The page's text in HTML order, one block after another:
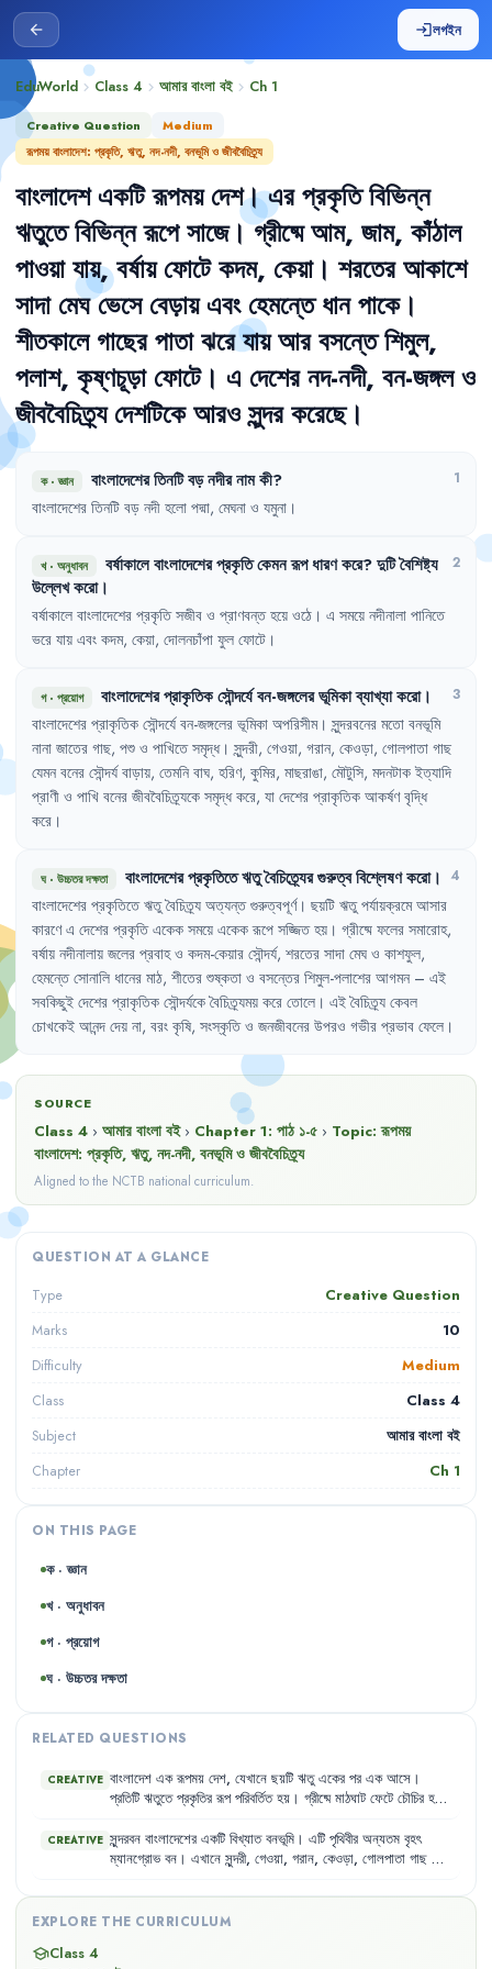
arrow_back loginলগইন
EduWorld chevron_right Class 4 chevron_right আমার বাংলা বই chevron_right Ch 1
Creative Question
Medium
রূপময় বাংলাদেশ: প্রকৃতি, ঋতু, নদ-নদী, বনভূমি ও জীববৈচিত্র্য
বাংলাদেশ একটি রূপময় দেশ। এর প্রকৃতি বিভিন্ন
ঋতুতে বিভিন্ন রূপে সাজে। গ্রীষ্মে আম, জাম, কাঁঠাল
পাওয়া যায়, বর্ষায় ফোটে কদম, কেয়া। শরতের আকাশে
সাদা মেঘ ভেসে বেড়ায় এবং হেমন্তে ধান পাকে।
শীতকালে গাছের পাতা ঝরে যায় আর বসন্তে শিমুল,
পলাশ, কৃষ্ণচূড়া ফোটে। এ দেশের নদ-নদী, বন-জঙ্গল ও
জীববৈচিত্র্য দেশটিকে আরও সুন্দর করেছে।
ক·জ্ঞান বাংলাদেশেরতিনটিবড়নদীরনামকী? 1
বাংলাদেশের তিনটি বড় নদী হলো পদ্মা, মেঘনা ও যমুনা ।
খ· অনুধাবন বর্ষাকালেবাংলাদেশেরপ্রকৃতিকেমনরূপধারণকরে?দুটিবৈশিষ্ট্য
উল্লেখকরো।
2
বর্ষাকালে বাংলাদেশের প্রকৃতি সজীব ও প্রাণবন্ত হয়ে ওঠে । এ সময়ে নদীনালা পানিতে
ভরে যায় এবং কদম, কেয়া, দোলনচাঁপা ফুল ফোটে ।
গ· প্রয়োগ বাংলাদেশেরপ্রাকৃতিকসৌন্দর্যেবন-জঙ্গলেরভূমিকাব্যাখ্যাকরো। 3
বাংলাদেশের প্রাকৃতিক সৌন্দর্যে বন-জঙ্গলের ভূমিকা অপরিসীম। সুন্দরবনের মতো বনভূমি
নানা জাতের গাছ, পশু ও পাখিতে সমৃদ্ধ। সুন্দরী, গেওয়া, গরান, কেওড়া, গোলপাতা গাছ
যেমন বনের সৌন্দর্য বাড়ায়, তেমনি বাঘ, হরিণ, কুমির, মাছরাঙা, মৌটুসি, মদনটাক ইত্যাদি
প্রাণী ও পাখি বনের জীববৈচিত্র্যকে সমৃদ্ধ করে, যা দেশের প্রাকৃতিক আকর্ষণ বৃদ্ধি
করে ।
ঘ· উচ্চতর দক্ষতা বাংলাদেশেরপ্রকৃতিতেঋতুবৈচিত্র্যেরগুরুত্ববিশ্লেষণকরো। 4
বাংলাদেশের প্রকৃতিতে ঋতু বৈচিত্র্য অত্যন্ত গুরুত্বপূর্ণ। ছয়টি ঋতু পর্যায়ক্রমে আসার
কারণে এ দেশের প্রকৃতি একেক সময়ে একেক রূপে সজ্জিত হয় । গ্রীষ্মে ফলের সমারোহ,
বর্ষায় নদীনালায় জলের প্রবাহ ও কদম-কেয়ার সৌন্দর্য, শরতের সাদা মেঘ ও কাশফুল,
হেমন্তে সোনালি ধানের মাঠ, শীতের শুষ্কতা ও বসন্তের শিমুল-পলাশের আগমন – এই
সবকিছুই দেশের প্রাকৃতিক সৌন্দর্যকে বৈচিত্র্যময় করে তোলে । এই বৈচিত্র্য কেবল
চোখকেই আনন্দ দেয় না, বরং কৃষি, সংস্কৃতি ও জনজীবনের উপরও গভীর প্রভাব ফেলে ।
SOURCE
Class 4 › আমার বাংলা বই › Chapter 1: পাঠ ১-৫ › Topic:রূপময়
বাংলাদেশ: প্রকৃতি, ঋতু, নদ-নদী, বনভূমি ও জীববৈচিত্র্য
Aligned to the NCTB national curriculum.
QUESTION AT A GLANCE
Type Creative Question
Marks 10
Difficulty Medium
Class Class 4
Subject আমার বাংলা বই
Chapter Ch 1
ON THIS PAGE
ক · জ্ঞান
খ · অনুধাবন
গ · প্রয়োগ
ঘ · উচ্চতর দক্ষতা
RELATED QUESTIONS
CREATIVE বাংলাদেশ এক রূপময় দেশ, যেখানে ছয়টি ঋতু একের পর এক আসে ।
প্রতিটি ঋতুতে প্রকৃতির রূপ পরিবর্তিত হয় । গ্রীষ্মে মাঠঘাট ফেটে চৌচির হয়,
হেমন্তে ধান পাকে। শীতকালে ঠান্ডা হাওয়া বয়ে যায় এবং বসন্তে শিমুল
পলাশ, কৃষ্ণচূড়া ফুল ফোটে।
CREATIVE সুন্দরবন বাংলাদেশের একটি বিখ্যাত বনভূমি । এটি পৃথিবীর অন্যতম বৃহৎ
ম্যানগ্রোভ বন । এখানে সুন্দরী, গেওয়া, গরান, কেওড়া, গোলপাতা গাছ দেখা
পাখি বাস করে।
EXPLORE THE CURRICULUM
schoolClass 4